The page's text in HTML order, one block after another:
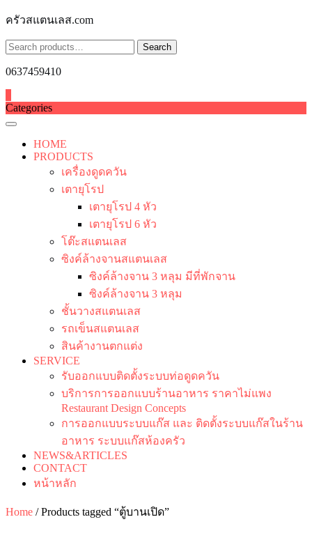
Skip
content
ครัวสแตนเลส.com
Search
for:
Search
0637459410
Categories
HOME
PRODUCTS
เครื่องดูดควัน
เตายุโรป
เตายุโรป 4 หัว
เตายุโรป 6 หัว
โต๊ะสแตนเลส
ซิงค์ล้างจานสแตนเลส
ซิงค์ล้างจาน 3 หลุม มีที่พักจาน
ซิงค์ล้างจาน 3 หลุม
ชั้นวางสแตนเลส
รถเข็นสแตนเลส
สินค้างานตกแต่ง
SERVICE
รับออกแบบติดตั้งระบบท่อดูดควัน
บริการการออกแบบร้านอาหาร ราคาไม่แพง
Restaurant Design Concepts
การออกแบบระบบแก๊ส และ ติดตั้งระบบแก๊สในร้าน
อาหาร ระบบแก๊สห้องครัว
NEWS&ARTICLES
CONTACT
หน้าหลัก
Home / Products tagged “ตู้บานเปิด”